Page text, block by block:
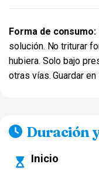
Forma de consumo:
solución. No triturar
hubiera. Solo bajo
otras vías. Guardar
Duración
Inicio